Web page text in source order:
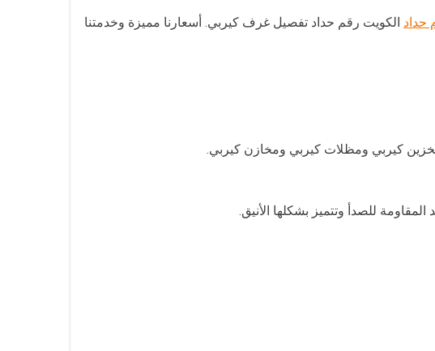
حداد الكويت رقم حداد تفصيل غرف كيربي. أسعارنا مميزة وخدمتنا
كيربي ومظلات كيربي ومخازن كيربي.
للصدأ وتتميز بشكلها الأنيق.